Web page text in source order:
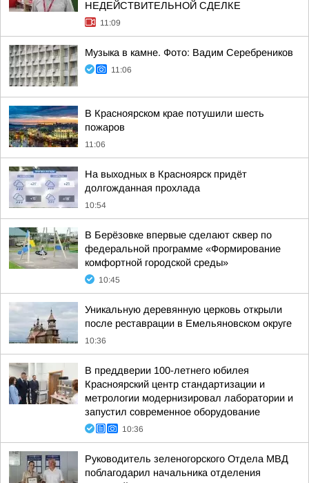
НЕДЕЙСТВИТЕЛЬНОЙ СДЕЛКЕ
11:09
Музыка в камне. Фото: Вадим Серебреников
11:06
В Красноярском крае потушили шесть
пожаров
11:06
На выходных в Красноярск придёт
долгожданная прохлада
10:54
В Берёзовке впервые сделают сквер по
федеральной программе «Формирование
комфортной городской среды»
10:45
Уникальную деревянную церковь открыли
после реставрации в Емельяновском округе
10:36
В преддверии 100-летнего юбилея
Красноярский центр стандартизации и
метрологии модернизировал лаборатории и
запустил современное оборудование
10:36
Руководитель зеленогорского Отдела МВД
поблагодарил начальника отделения